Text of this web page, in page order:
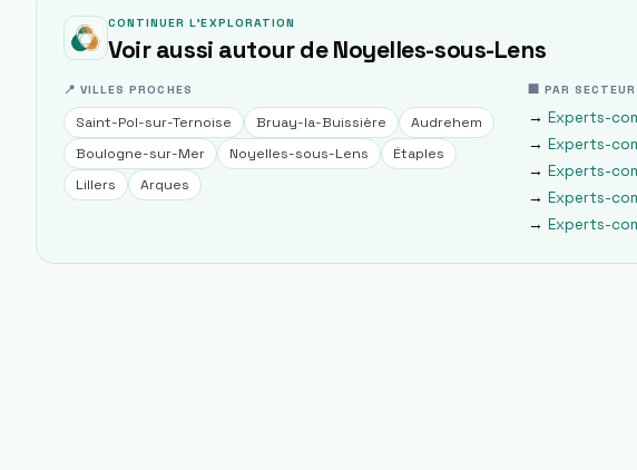
CONTINUER L'EXPLORATION
Voir aussi autour deNoyelles-sous-Lens
📍 VILLES PROCHES
Saint-Pol-sur-Ternoise Bruay-la-Buissière
Audrehem
Boulogne-sur-Mer
Noyelles-sous-Lens
Étaples
Lillers
Arques
🏢 PAR SECTEUR
→ Experts-
→ Experts-
→ Experts-
→ Experts-
→ Experts-